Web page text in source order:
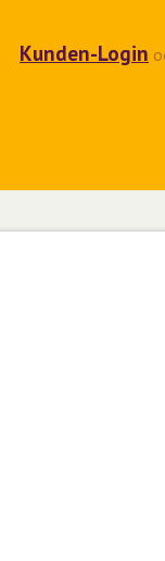
Kunden-Login